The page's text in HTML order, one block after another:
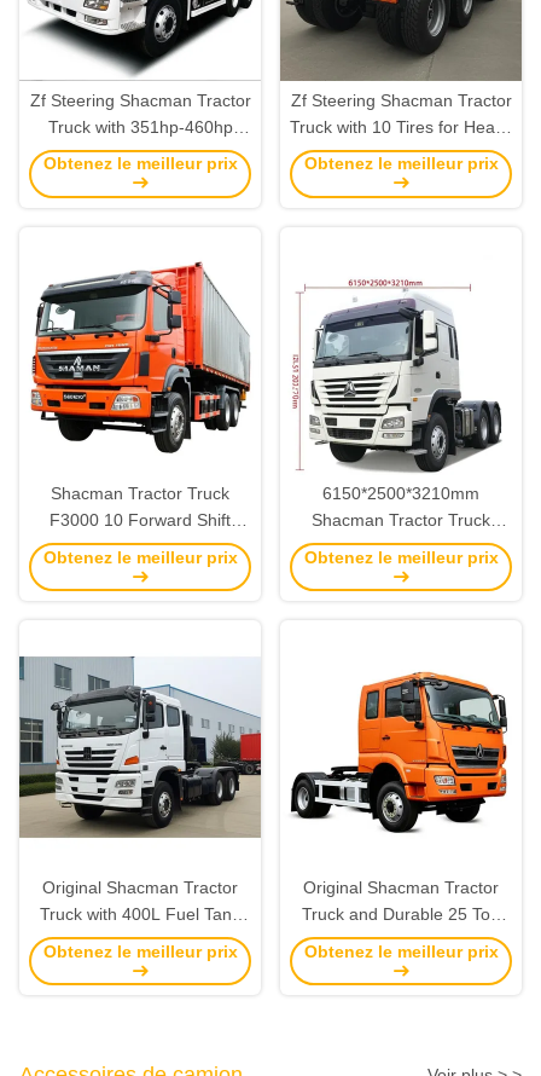
Zf Steering Shacman Tractor
Truck with 351hp-460hp
Horse Power and 315 /
80R22.5 Tires
Obtenez le meilleur prix
Zf Steering Shacman Tractor
Truck with 10 Tires for Heavy
Load Capacity and Smooth
Wheel Steering
Obtenez le meilleur prix
Shacman Tractor Truck
F3000 10 Forward Shift
Number
6150*2500*3210mm for Your
Obtenez le meilleur prix
6150*2500*3210mm
Shacman Tractor Truck
Original for Your Heavy Duty
Needs
Obtenez le meilleur prix
Original Shacman Tractor
Truck with 400L Fuel Tank
and 000kg Gross Vehicle
Weight
Obtenez le meilleur prix
Original Shacman Tractor
Truck and Durable 25 Ton
GVW Haulage for Heavy-
Duty Transportation
Obtenez le meilleur prix